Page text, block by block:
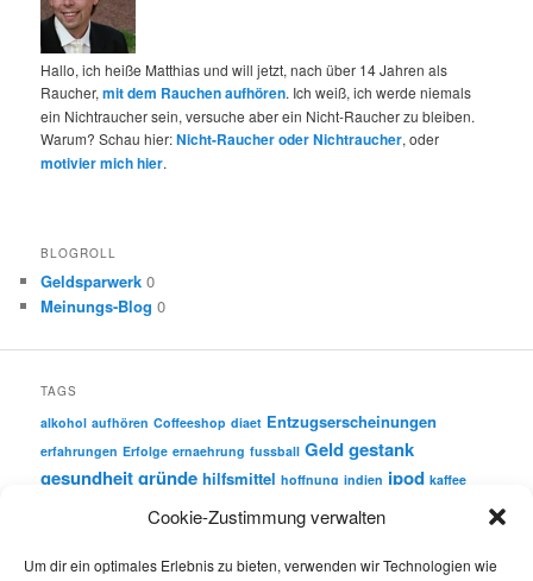
Cookie-Zustimmung verwalten
Um dir ein optimales Erlebnis zu bieten, verwenden wir Technologien wie
Hallo, ich heiße Matthias und will jetzt, nach über 14 Jahren als
Raucher,mit dem Rauchen aufhören. Ich weiß, ich werde niemals
ein Nichtraucher sein, versuche aber ein Nicht-Raucher zu bleiben.
Warum? Schau hier:Nicht-Raucher oder Nichtraucher, oder
motivier mich hier.
BLOGROLL
Geldsparwerk 0
Meinungs-Blog 0
TAGS
alkohol aufhören Coffeeshop diaet Entzugserscheinungen
erfahrungen Erfolge ernaehrung fussball Geldgestank
gesundheitgründe hilfsmittel hoffnung indien ipod kaffee
motivationnichtrauchen